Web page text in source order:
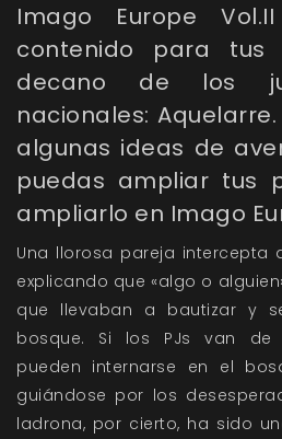
Imago Europe
contenido para
decano de los
nacionales:
algunas ideas de
puedas ampliar tus
ampliarlo en Imago
Una llorosa pareja intercepta
explicando que «algo o
que llevaban a bautizar y
bosque. Si los PJs van de
pueden internarse en el
guiándose por los
ladrona, por cierto, ha sido